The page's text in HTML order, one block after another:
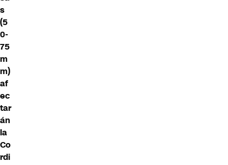
s
(5
0-
75
m
m)
af
ec
tar
án
la
Co
rdi